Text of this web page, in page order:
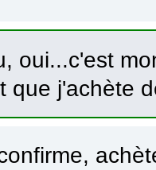
oui...c'est
que j'achète